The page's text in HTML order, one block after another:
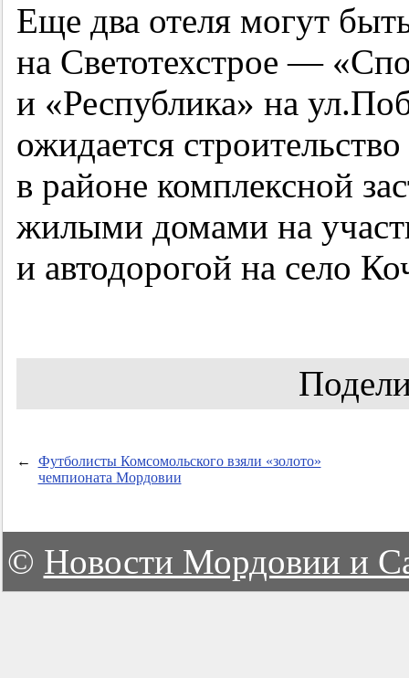
Еще два отеля могут
на Светотехстрое —
и «Республика» на
ожидается
в районе комплексной
жилыми домами на
и автодорогой на село
←
Футболисты Комсомольского взяли «золото»
чемпионата Мордовии
© Новости Мордовии и